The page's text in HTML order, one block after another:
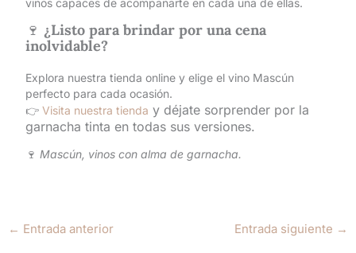
vinos capaces de acompañarte en cada una de ellas.
🍷 ¿Listo para brindar por una cena
inolvidable?
Explora nuestra tienda online y elige el vino Mascún
perfecto para cada ocasión.
👉 Visita nuestra tienda y déjate sorprender por la
garnacha tinta en todas sus versiones.
🍷 Mascún, vinos con alma de garnacha.
← Entrada anterior Entrada siguiente →